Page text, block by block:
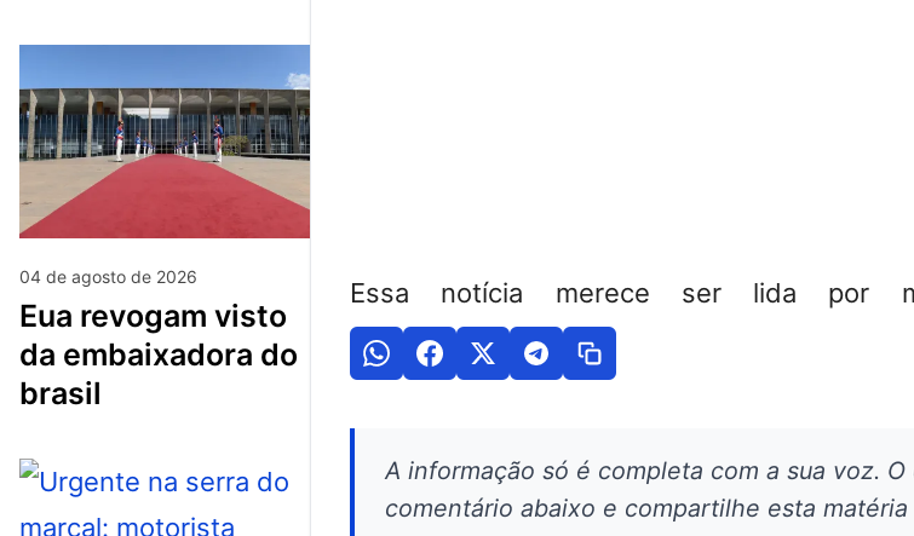
04 de agosto de 2026
eua revogam visto
da embaixadora do
brasil
Essa notícia merece ser lida por
A informação só é completa com a sua voz.
comentário abaixo e compartilhe esta